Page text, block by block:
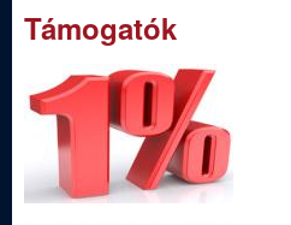
Támogatók